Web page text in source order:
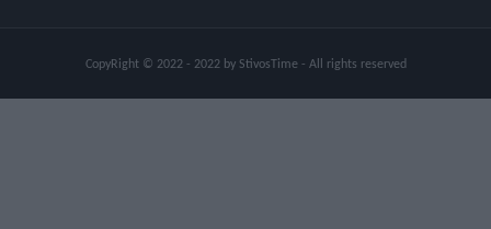
CopyRight © 2022 - 2022 by StivosTime - All rights reserved